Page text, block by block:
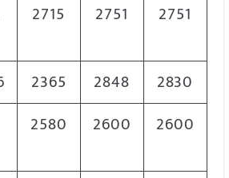
2715 2751 2751
2365 2848
2830
2580 2600 2600